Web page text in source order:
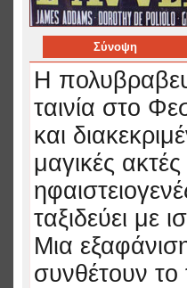
Σύνοψη
Η
ταινία στο
και
μαγικές
ταξιδεύει με
Μια
συνθέτουν το